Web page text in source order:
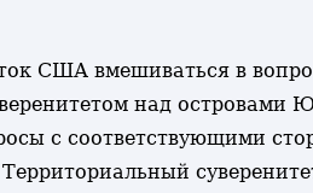
США вмешиваться в
над
с соответствующими